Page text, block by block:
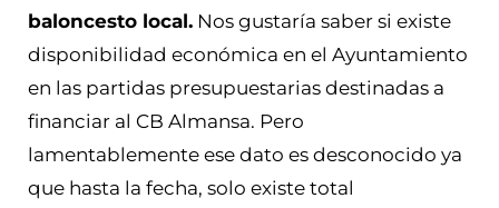
baloncesto local. Nos gustaría saber si existe
disponibilidad económica en el Ayuntamiento
en las partidas presupuestarias destinadas a
financiar al CB Almansa. Pero
lamentablemente ese dato es desconocido ya
que hasta la fecha, solo existe total